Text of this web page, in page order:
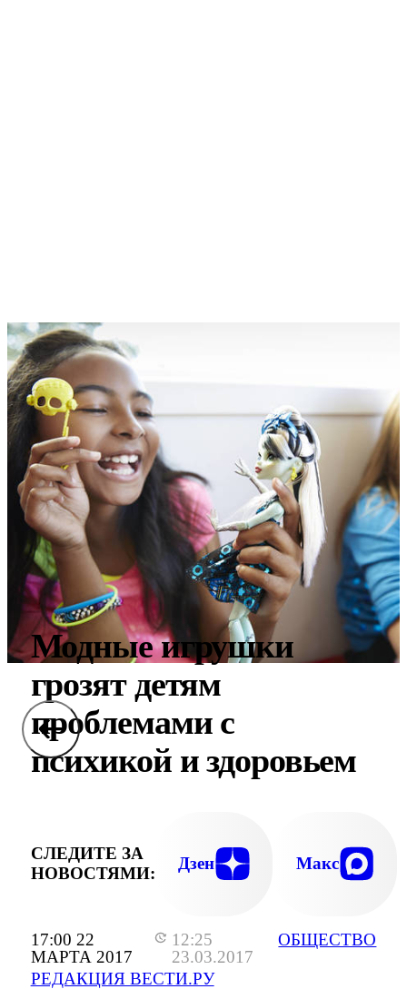
17:00 22
МАРТА 2017
12:25
23.03.2017
РЕДАКЦИЯ ВЕСТИ.РУ
ОБЩЕСТВО
Модные игрушки
грозят детям
проблемами с
психикой и здоровьем
СЛЕДИТЕ ЗА
НОВОСТЯМИ:
Дзен Макс